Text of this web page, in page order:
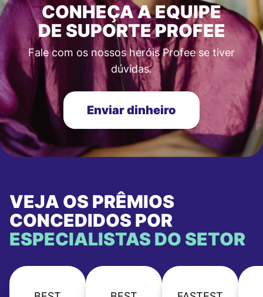
CONHEÇA A EQUIPE
DE SUPORTE PROFEE
Fale com os nossos heróis Profee se tiver
dúvidas.
Enviar dinheiro
VEJA OS PRÊMIOS
CONCEDIDOS POR
ESPECIALISTAS DO SETOR